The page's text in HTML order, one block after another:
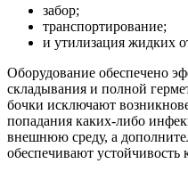
забор;
транспортирование;
и утилизация жидких
Оборудование обеспечено
складывания и полной
бочки исключают
попадания каких-либо
внешнюю среду, а
обеспечивают устойчивость